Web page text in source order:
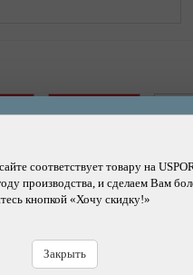
соответствует товару на
производства, и сделаем Вам
кнопкой «Хочу скидку!»
Закрыть
Магазин-СПб (2 шт.)